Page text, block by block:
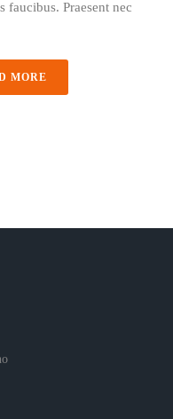
faucibus. Praesent nec
MORE